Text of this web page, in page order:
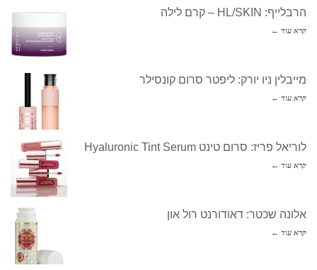
הרבלייף: HL/SKIN – קרם לילה
קרא עוד ←
מייבלין ניו יורק: ליפטר סרום קונסילר
קרא עוד ←
לוריאל פריז: סרום טינט Hyaluronic Tint Serum
קרא עוד ←
אלונה שכטר: דאודורנט רול און
קרא עוד ←